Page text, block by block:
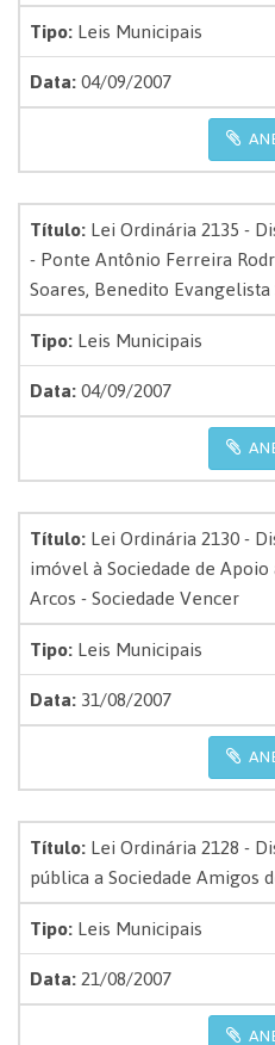
Tipo:Leis Municipais
Data:04/09/2007
Título:Lei Ordinária 2135 -
- Ponte Antônio Ferreira
Soares, Benedito
Tipo:Leis Municipais
Data:04/09/2007
Título:Lei Ordinária 2130 -
imóvel à Sociedade de
Arcos - Sociedade Vencer
Tipo:Leis Municipais
Data:31/08/2007
Título:Lei Ordinária 2128 -
pública a Sociedade Amigos
Tipo:Leis Municipais
Data:21/08/2007